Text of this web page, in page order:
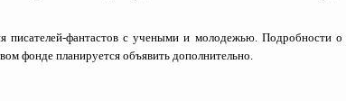
писателей-фантастов с учеными и молодежью. Подробности о
фонде планируется объявить дополнительно.